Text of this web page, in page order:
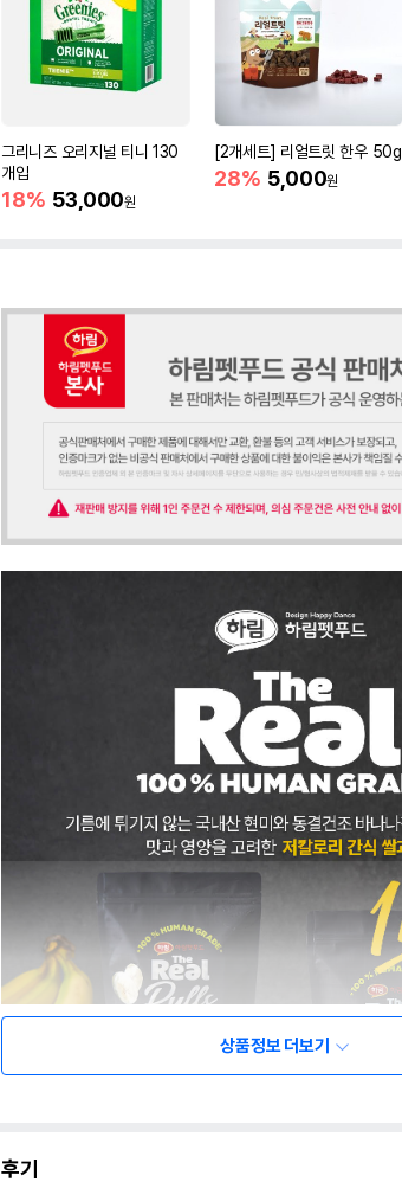
그리니즈 오리지널 티니 130
개입
18% 53,000원
[2개세트] 리얼트릿 한우 50g
28% 5,000원
상품정보 더보기
후기